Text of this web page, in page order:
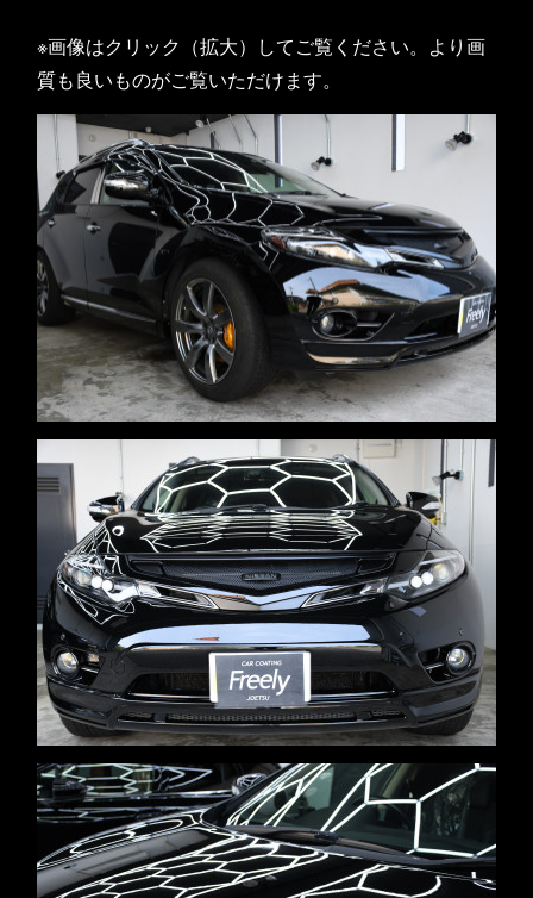
※画像はクリック（拡大）してご覧ください。より画
質も良いものがご覧いただけます。